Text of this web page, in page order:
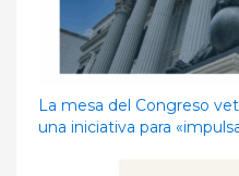
La mesa del Congreso
una iniciativa para